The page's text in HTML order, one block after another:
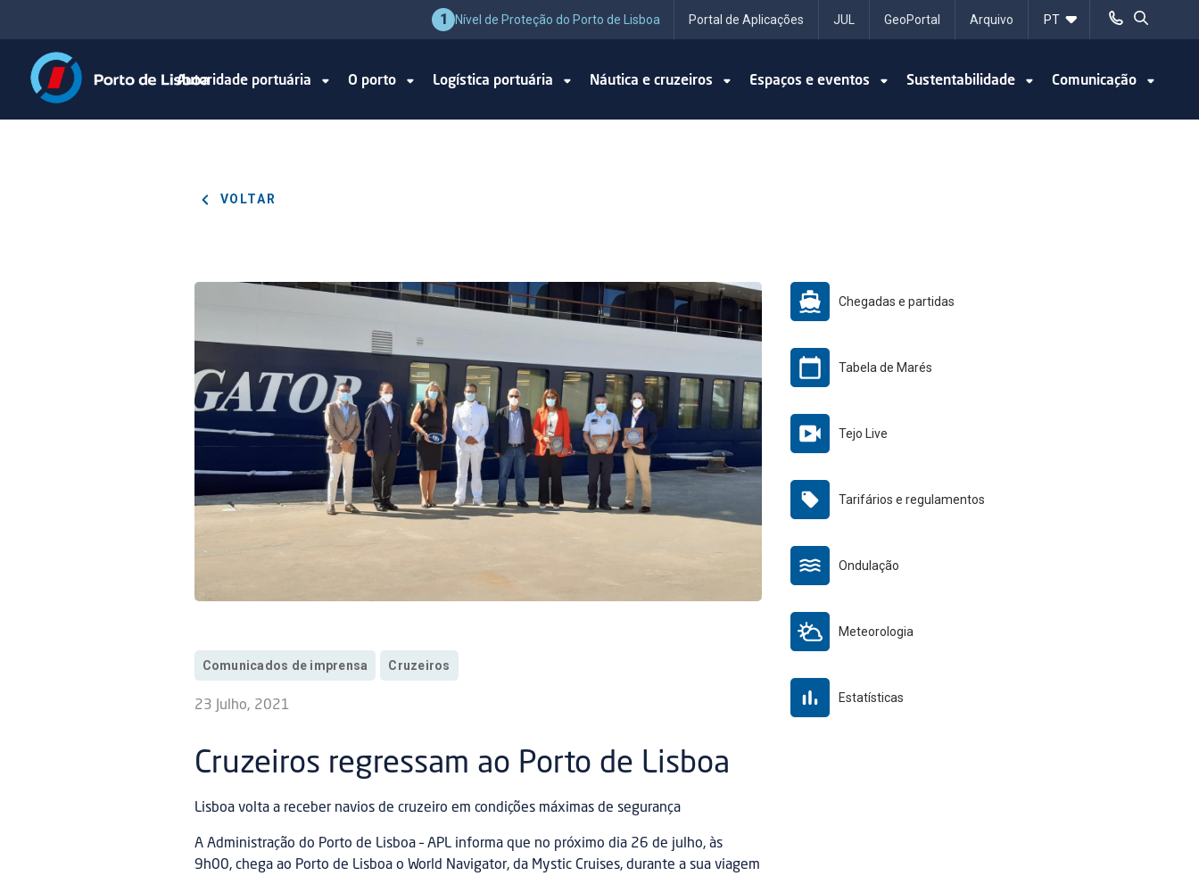
1 Nível de Proteção do Porto de Lisboa Portal de Aplicações JUL GeoPortal Arquivo
Autoridade portuária O porto Logística portuária Náutica e cruzeiros Espaços e eventos Sustentabilidade Comunicação
VOLTAR
Comunicados de imprensa Cruzeiros
23 Julho, 2021
Cruzeiros regressam ao Porto de Lisboa
Lisboa volta a receber navios de cruzeiro em condições máximas de segurança
A Administração do Porto de Lisboa – APL informa que no próximo dia 26 de julho, às
9h00, chega ao Porto de Lisboa o World Navigator, da Mystic Cruises, durante a sua viagem
Chegadas e partidas
Tabela de Marés
Tejo Live
Tarifários e regulamentos
Ondulação
Meteorologia
Estatísticas